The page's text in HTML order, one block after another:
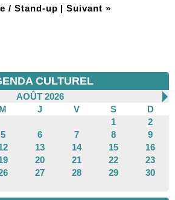
/ Stand-up | Suivant »
CULTUREL
AOÛT 2026
M J V S
D
1
2
5 6 7 8
9
13 14 15
16
20 21 22
23
27 28 29
30